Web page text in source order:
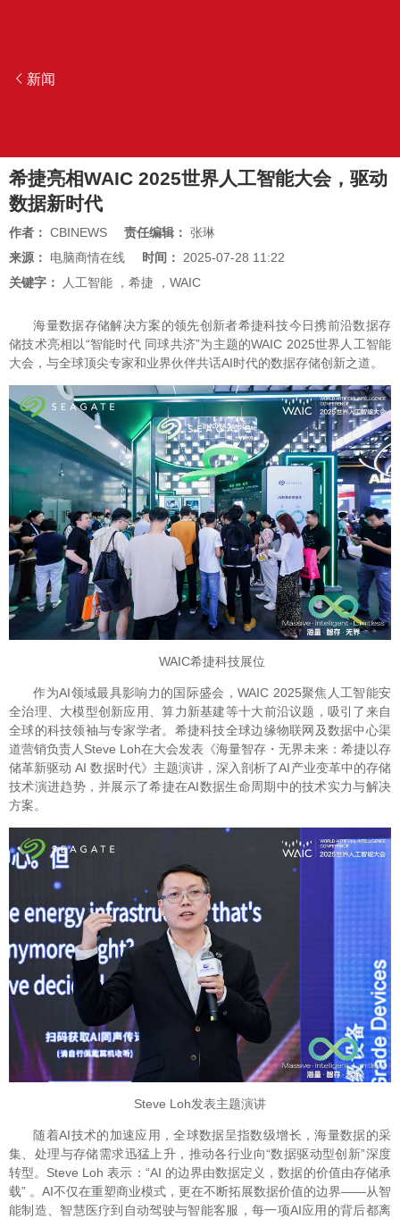
新闻
希捷亮相WAIC 2025世界人工智能大会，驱动
数据新时代
作者： CBINEWS 责任编辑： 张琳
来源： 电脑商情在线 时间： 2025-07-28 11:22
关键字：
人工智能 ， 希捷 ， WAIC
海量数据存储解决方案的领先创新者希捷科技今日携前沿数据存
储技术亮相以“智能时代 同球共济”为主题的WAIC 2025世界人工智能
大会，与全球顶尖专家和业界伙伴共话AI时代的数据存储创新之道。
WAIC希捷科技展位
作为AI领域最具影响力的国际盛会，WAIC 2025聚焦人工智能安
全治理、大模型创新应用、算力新基建等十大前沿议题，吸引了来自
全球的科技领袖与专家学者。希捷科技全球边缘物联网及数据中心渠
道营销负责人Steve Loh在大会发表《海量智存・无界未来：希捷以存
储革新驱动 AI 数据时代》主题演讲，深入剖析了AI产业变革中的存储
技术演进趋势，并展示了希捷在AI数据生命周期中的技术实力与解决
方案。
Steve Loh发表主题演讲
随着AI技术的加速应用，全球数据呈指数级增长，海量数据的采
集、处理与存储需求迅猛上升，推动各行业向“数据驱动型创新”深度
转型。Steve Loh 表示：“AI 的边界由数据定义，数据的价值由存储承
载” 。AI不仅在重塑商业模式，更在不断拓展数据价值的边界——从智
能制造、智慧医疗到自动驾驶与智能客服，每一项AI应用的背后都离